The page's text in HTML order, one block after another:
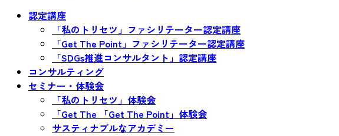
認定講座
「私のトリセツ」ファシリテーター認定講座
「Get The Point」ファシリテーター認定講座
「SDGs推進コンサルタント」認定講座
コンサルティング
セミナー・体験会
「私のトリセツ」体験会
「Get The 「Get The Point」体験会
サスティナブルなアカデミー